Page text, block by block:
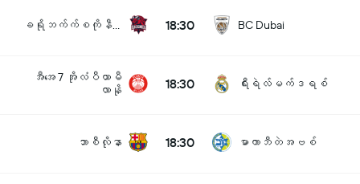
18:30 BC Dubai
အီအေ 7 အိုလံပီယာမီ
လာနို
18:30 ရီးရဲလ်မက်ဒရစ်
ဘာစီလိုနာ 18:30 မာကာဘီတဲအဗစ်